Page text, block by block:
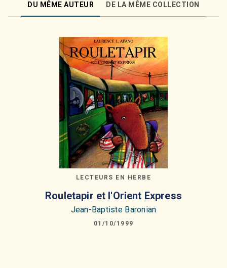
DU MÊME AUTEUR DE LA MÊME COLLECTION
LECTEURS EN HERBE
Rouletapir et l'Orient Express
Jean-Baptiste Baronian
01/10/1999